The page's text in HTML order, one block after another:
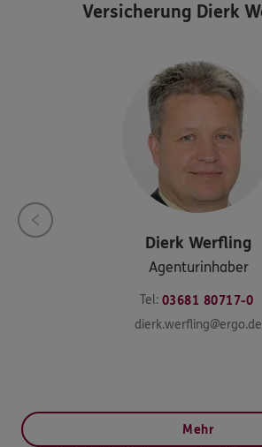
Versicherung Dierk
Dierk Werfling
Agenturinhaber
Tel: 03681 80717-0
dierk.werfling@ergo.de
Mehr